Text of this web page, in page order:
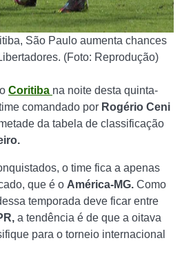
São Paulo aumenta chances
(Foto: Reprodução)
Coritiba na noite desta quinta-
comandado por Rogério Ceni
da tabela de classificação
o time fica a apenas
que é o América-MG. Como
temporada deve ficar entre
a tendência é de que a oitava
para o torneio internacional